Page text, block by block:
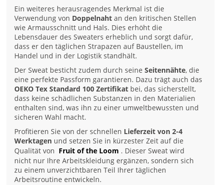
Ein weiteres herausragendes Merkmal ist die
Verwendung von Doppelnaht an den kritischen Stellen
wie Armausschnitt und Hals. Dies erhöht die
Lebensdauer des Sweaters erheblich und sorgt dafür,
dass er den täglichen Strapazen auf Baustellen, im
Handel und in der Logistik standhält.
Der Sweat besticht zudem durch seineSeitennähte, die
eine perfekte Passform garantieren. Dazu trägt auch das
OEKO Tex Standard 100 Zertifikat bei, das sicherstellt,
dass keine schädlichen Substanzen in den Materialien
enthalten sind, was ihn zu einer umweltbewussten und
sicheren Wahl macht.
Profitieren Sie von der schnellen Lieferzeit von 2-4
Werktagen und setzen Sie in kürzester Zeit auf die
Qualität von Fruit of the Loom . Dieser Sweat wird
nicht nur Ihre Arbeitskleidung ergänzen, sondern sich
zu einem unverzichtbaren Teil Ihrer täglichen
Arbeitsroutine entwickeln.